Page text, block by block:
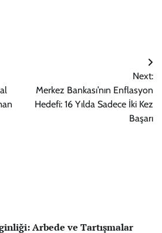
Next:
Merkez Bankası’nın Enflasyon
Hedefi: 16 Yılda Sadece İki Kez
Başarı
Arbede ve Tartışmalar